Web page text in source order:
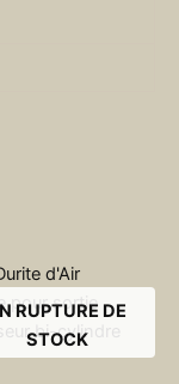
RUPTURE DE
STOCK